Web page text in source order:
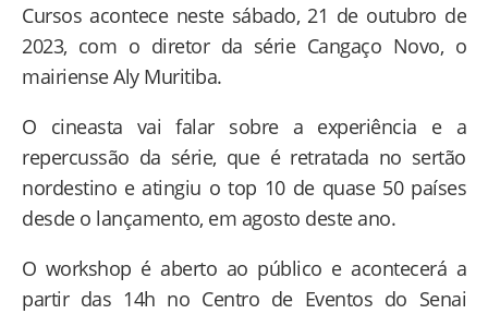
Cursos acontece neste sábado, 21 de outubro de
2023, com o diretor da série Cangaço Novo, o
mairiense Aly Muritiba.
O cineasta vai falar sobre a experiência e a
repercussão da série, que é retratada no sertão
nordestino e atingiu o top 10 de quase 50 países
desde o lançamento, em agosto deste ano.
O workshop é aberto ao público e acontecerá a
partir das 14h no Centro de Eventos do Senai